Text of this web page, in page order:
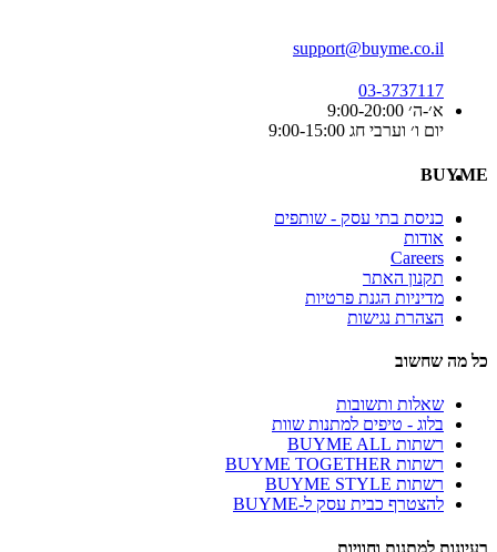
support@buyme.co.il
03-3737117
א׳-ה׳ 9:00-20:00
יום ו׳ וערבי חג 9:00-15:00
BUYME
כניסת בתי עסק - שותפים
אודות
Careers
תקנון האתר
מדיניות הגנת פרטיות
הצהרת נגישות
כל מה שחשוב
שאלות ותשובות
בלוג - טיפים למתנות שוות
רשתות BUYME ALL
רשתות BUYME TOGETHER
רשתות BUYME STYLE
להצטרף כבית עסק ל-BUYME
רעיונות למתנות וחוויות